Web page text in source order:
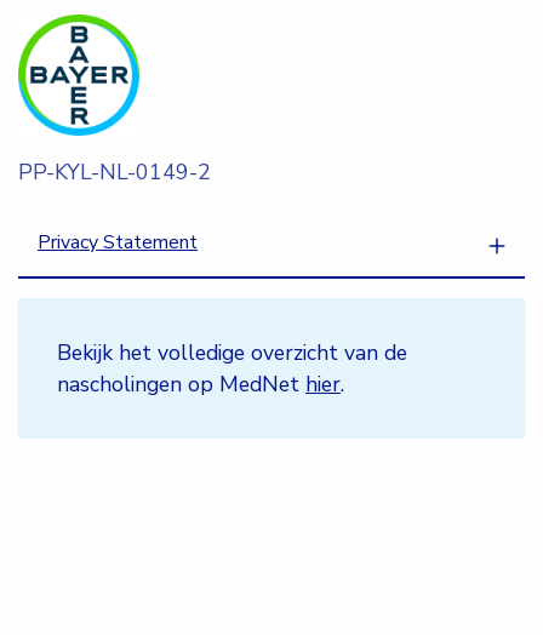
PP-KYL-NL-0149-2
Privacy Statement
Bekijk het volledige overzicht van de
nascholingen op MedNet hier.